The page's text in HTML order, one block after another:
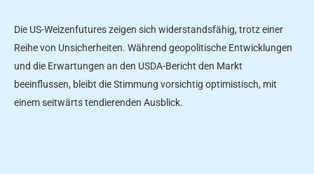
Die US-Weizenfutures zeigen sich widerstandsfähig, trotz einer
Reihe von Unsicherheiten. Während geopolitische Entwicklungen
und die Erwartungen an den USDA-Bericht den Markt
beeinflussen, bleibt die Stimmung vorsichtig optimistisch, mit
einem seitwärts tendierenden Ausblick.